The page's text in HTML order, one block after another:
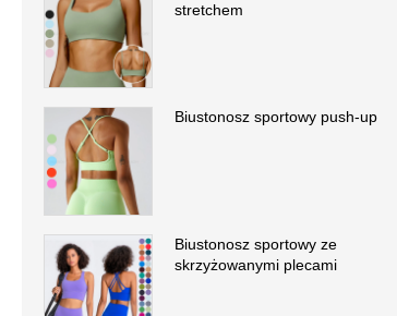
stretchem
Biustonosz sportowy push-up
Biustonosz sportowy ze
skrzyżowanymi plecami